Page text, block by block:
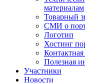
материалам
Товарный
СМИ о
Логотип
Хостинг
Полезная
Участники
Новости